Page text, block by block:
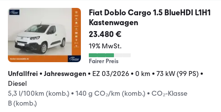
Fiat Doblo Cargo 1.5 BlueHDI L1H1
Kastenwagen
23.480 €
19% MwSt.
Fairer Preis
Unfallfrei • Jahreswagen• EZ 03/2026• 0 km • 73 kW (99 PS) •
Diesel
5,3 l/100km (komb.) • 140 g CO₂/km (komb.) • CO₂-Klasse
B (komb.)